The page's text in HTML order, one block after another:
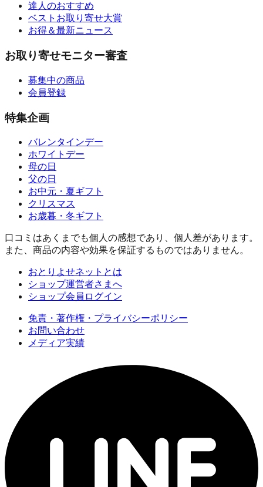
達人のおすすめ
ベストお取り寄せ大賞
お得＆最新ニュース
お取り寄せモニター審査
募集中の商品
会員登録
特集企画
バレンタインデー
ホワイトデー
母の日
父の日
お中元・夏ギフト
クリスマス
お歳暮・冬ギフト
口コミはあくまでも個人の感想であり、個人差があります。
また、商品の内容や効果を保証するものではありません。
おとりよせネットとは
ショップ運営者さまへ
ショップ会員ログイン
免責・著作権・プライバシーポリシー
お問い合わせ
メディア実績